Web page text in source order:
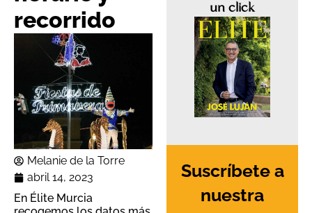
recorrido
Melanie de la Torre
abril 14, 2023
En Élite Murcia
un click
Suscríbete a
nuestra